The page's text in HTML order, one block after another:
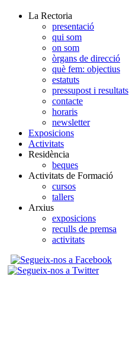
La Rectoria
presentació
qui som
on som
òrgans de direcció
què fem: objectius
estatuts
pressupost i resultats
contacte
horaris
newsletter
Exposicions
Activitats
Residència
beques
Activitats de Formació
cursos
tallers
Arxius
exposicions
reculls de premsa
activitats